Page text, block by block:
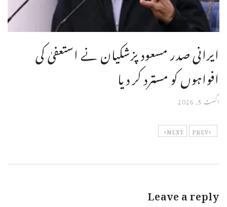
ایرانی صدر مسعود پزشکیان نے استعفیٰ کی
افواہوں کو مسترد کر دیا
اگست 5, 2026
PREV
NEXT
Leave a reply